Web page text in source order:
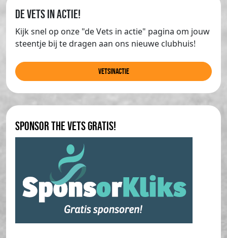
de Vets in actie!
Kijk snel op onze "de Vets in actie" pagina om jouw
steentje bij te dragen aan ons nieuwe clubhuis!
Vetsinactie
Sponsor The Vets gratis!